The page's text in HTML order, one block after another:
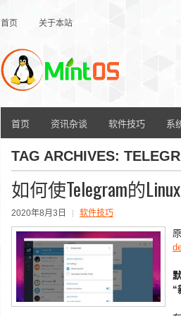
首页 关于本站
首页 资讯杂谈 软件技巧 系
TAG ARCHIVES:
如何使Telegram的
2020年8月3日 软件技巧
“